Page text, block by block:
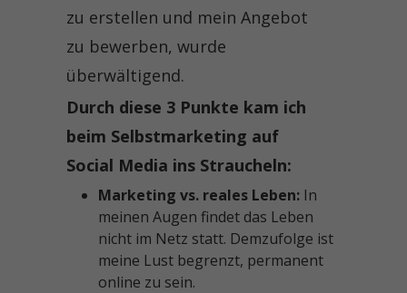
zu erstellen und mein Angebot
zu bewerben, wurde
überwältigend.
Durch diese 3 Punkte kam ich
beim Selbstmarketing auf
Social Media ins Straucheln:
Marketing vs. reales Leben: In
meinen Augen findet das Leben
nicht im Netz statt. Demzufolge ist
meine Lust begrenzt, permanent
online zu sein.